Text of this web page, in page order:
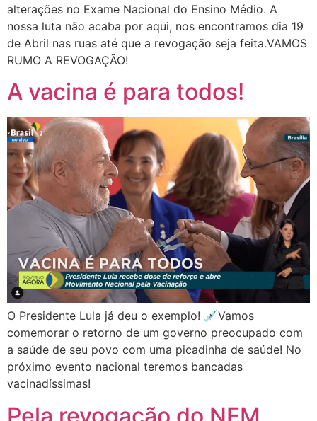
alterações no Exame Nacional do Ensino Médio. A
nossa luta não acaba por aqui, nos encontramos dia 19
de Abril nas ruas até que a revogação seja feita.VAMOS
RUMO A REVOGAÇÃO!
A vacina é para todos!
O Presidente Lula já deu o exemplo! 💉Vamos
comemorar o retorno de um governo preocupado com
a saúde de seu povo com uma picadinha de saúde! No
próximo evento nacional teremos bancadas
vacinadíssimas!
Pela revogação do NEM